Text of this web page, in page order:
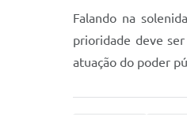
Falando na
prioridade deve
atuação do poder